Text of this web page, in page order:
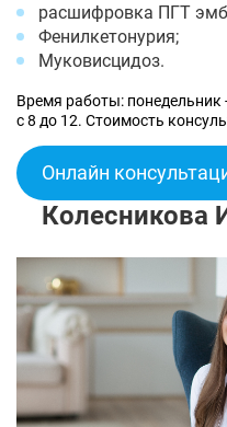
расшифровка ПГТ
Фенилкетонурия;
Муковисцидоз.
Время работы: понедельник
с 8 до 12. Стоимость
Онлайн
Колесникова